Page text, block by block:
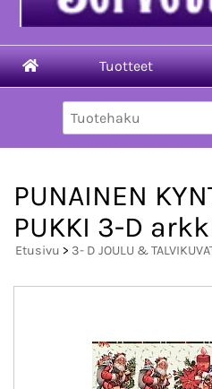
Tuotteet
PUNAINEN
PUKKI 3-D
Etusivu > 3- D JOULU &